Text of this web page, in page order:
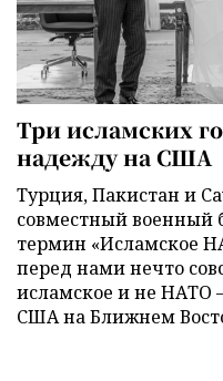
Три исламских
надежду на США
Турция, Пакистан и
совместный военный
термин «Исламское
перед нами нечто
исламское и не НАТО
США на Ближнем